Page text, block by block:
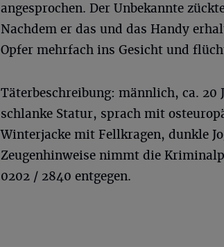
angesprochen. Der Unbekannte
Nachdem er das und das Handy
Opfer mehrfach ins Gesicht und
Täterbeschreibung: männlich, ca. 20
schlanke Statur, sprach mit
Winterjacke mit Fellkragen, dunkle
Zeugenhinweise nimmt die
0202 / 2840 entgegen.